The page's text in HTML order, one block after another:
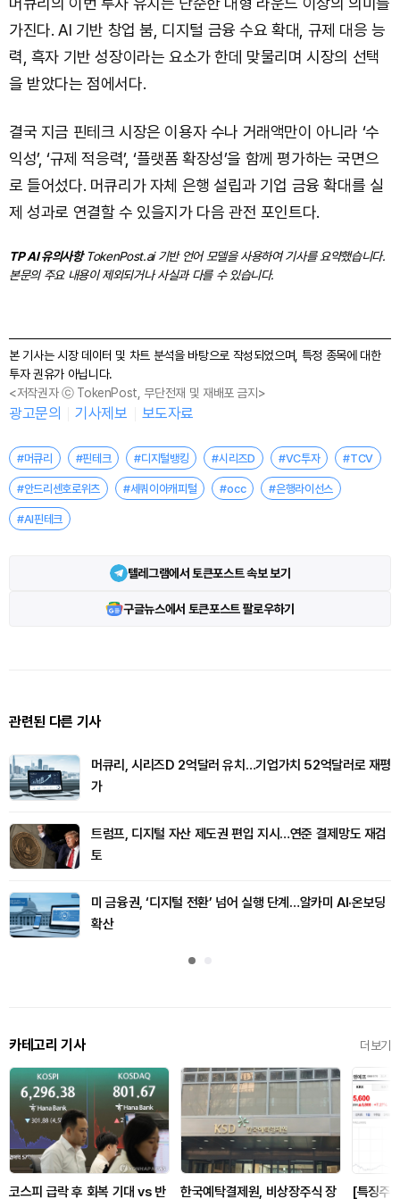
가진다. AI 기반 창업 붐, 디지털 금융 수요 확대, 규제 대응 능
력, 흑자 기반 성장이라는 요소가 한데 맞물리며 시장의 선택
을 받았다는 점에서다.
결국 지금 핀테크 시장은 이용자 수나 거래액만이 아니라 ‘수
익성’, ‘규제 적응력’, ‘플랫폼 확장성’을 함께 평가하는 국면으
로 들어섰다. 머큐리가 자체 은행 설립과 기업 금융 확대를 실
제 성과로 연결할 수 있을지가 다음 관전 포인트다.
TP AI 유의사항TokenPost.ai 기반 언어 모델을 사용하여 기사를 요약했습니다.
본문의 주요 내용이 제외되거나 사실과 다를 수 있습니다.
본 기사는 시장 데이터 및 차트 분석을 바탕으로 작성되었으며, 특정 종목에 대한
투자 권유가 아닙니다.
<저작권자 ⓒ TokenPost, 무단전재 및 재배포 금지>
광고문의 기사제보 보도자료
#머큐리 #핀테크 #디지털뱅킹 #시리즈D #VC투자 #TCV
#안드리센호로위츠 #세쿼이아캐피털 #occ #은행라이선스
#AI핀테크
텔레그램에서 토큰포스트 속보 보기
구글뉴스에서 토큰포스트 팔로우하기
관련된 다른 기사
머큐리, 시리즈D 2억달러 유치…기업가치 52억달러로 재평
가
트럼프, 디지털 자산 제도권 편입 지시…연준 결제망도 재검
토
미 금융권, ‘디지털 전환’ 넘어 실행 단계…알카미 AI·온보딩
확산
카테고리 기사 더보기
코스피 급락 후 회복 기대 vs 반 한국예탁결제원, 비상장주식 장 [특징주]